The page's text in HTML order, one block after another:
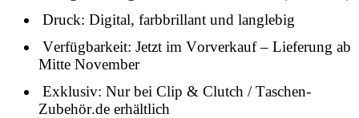
Druck: Digital, farbbrillant und langlebig
Verfügbarkeit: Jetzt im Vorverkauf – Lieferung ab
Mitte November
Exklusiv: Nur bei Clip & Clutch / Taschen-
Zubehör.de erhältlich